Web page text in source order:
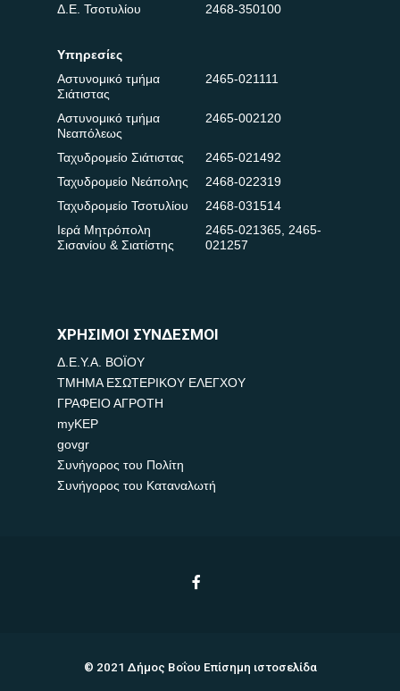
Δ.Ε. Τσοτυλίου
2468-350100
Υπηρεσίες
Αστυνομικό τμήμα
Σιάτιστας
2465-021111
Αστυνομικό τμήμα
Νεαπόλεως
2465-002120
Ταχυδρομείο Σιάτιστας
2465-021492
Ταχυδρομείο Νεάπολης
2468-022319
Ταχυδρομείο Τσοτυλίου
2468-031514
Ιερά Μητρόπολη
Σισανίου & Σιατίστης
2465-021365, 2465-
021257
ΧΡΗΣΙΜΟΙ ΣΥΝΔΕΣΜΟΙ
Δ.Ε.Υ.Α. ΒΟΪΟΥ
ΤΜΗΜΑ ΕΣΩΤΕΡΙΚΟΥ ΕΛΕΓΧΟΥ
ΓΡΑΦΕΙΟ ΑΓΡΟΤΗ
myKEP
govgr
Συνήγορος του Πολίτη
Συνήγορος του Καταναλωτή
© 2021 Δήμος Βοΐου Επίσημη ιστοσελίδα